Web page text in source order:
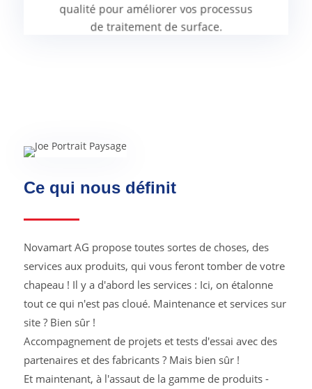
qualité pour améliorer vos processus
de traitement de surface.
Ce qui nous définit
Novamart AG propose toutes sortes de choses, des
services aux produits, qui vous feront tomber de votre
chapeau ! Il y a d'abord les services : Ici, on étalonne
tout ce qui n'est pas cloué. Maintenance et services sur
site ? Bien sûr !
Accompagnement de projets et tests d'essai avec des
partenaires et des fabricants ? Mais bien sûr !
Et maintenant, à l'assaut de la gamme de produits -